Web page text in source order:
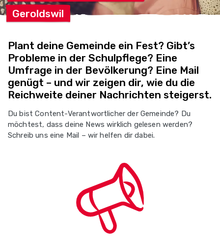
Geroldswil
Plant deine Gemeinde ein Fest? Gibt’s
Probleme in der Schulpflege? Eine
Umfrage in der Bevölkerung? Eine Mail
genügt – und wir zeigen dir, wie du die
Reichweite deiner Nachrichten steigerst.
Du bist Content-Verantwortlicher der Gemeinde? Du
möchtest, dass deine News wirklich gelesen werden?
Schreib uns eine Mail – wir helfen dir dabei.